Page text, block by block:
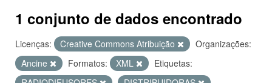
1 conjunto de dados encontrado
Licenças: Creative Commons Atribuição
Organizações:
Ancine
Formatos: XML
Etiquetas: